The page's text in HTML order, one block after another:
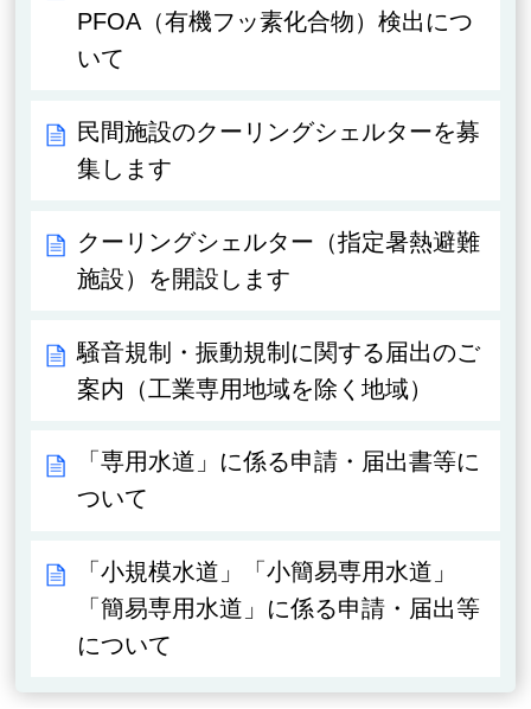
PFOA（有機フッ素化合物）検出につ
いて
民間施設のクーリングシェルターを募
集します
クーリングシェルター（指定暑熱避難
施設）を開設します
騒音規制・振動規制に関する届出のご
案内（工業専用地域を除く地域）
「専用水道」に係る申請・届出書等に
ついて
「小規模水道」「小簡易専用水道」
「簡易専用水道」に係る申請・届出等
について